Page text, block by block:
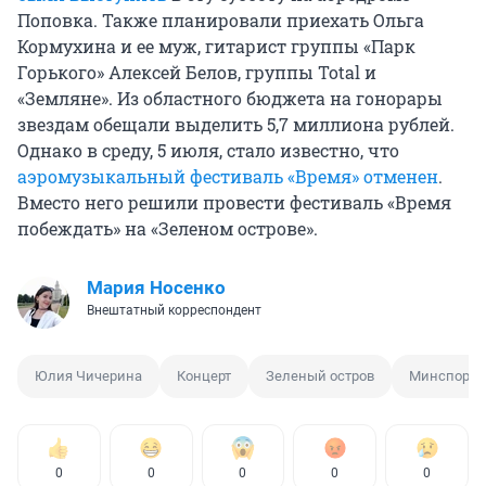
Поповка. Также планировали приехать Ольга
Кормухина и ее муж, гитарист группы «Парк
Горького» Алексей Белов, группы Total и
«Земляне». Из областного бюджета на гонорары
звездам обещали выделить 5,7 миллиона рублей.
Однако в среду, 5 июля, стало известно, что
аэромузыкальный фестиваль «Время» отменен.
Вместо него решили провести фестиваль «Время
побеждать» на «Зеленом острове».
Мария Носенко
Внештатный корреспондент
Юлия Чичерина Концерт Зеленый остров Минспорт
0 0 0 0 0